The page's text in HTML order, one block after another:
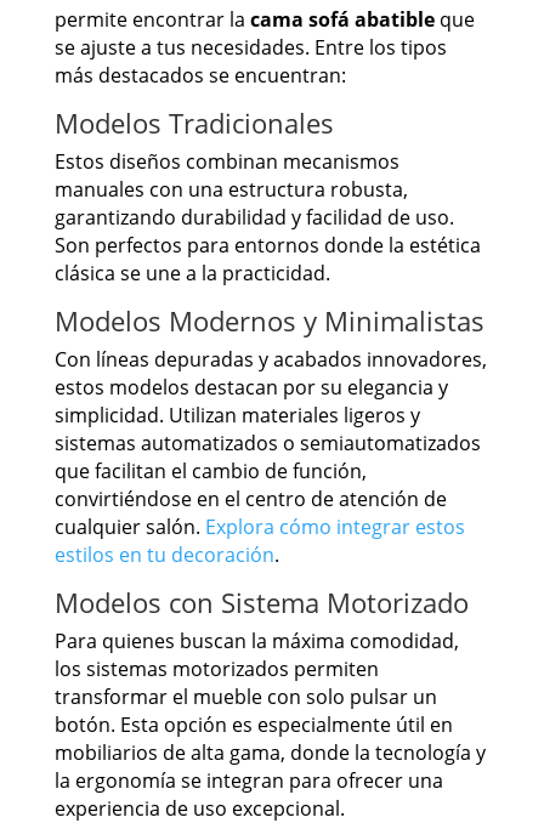
permite encontrar la cama sofá abatibleque
se ajuste a tus necesidades. Entre los tipos
más destacados se encuentran:
Modelos Tradicionales
Estos diseños combinan mecanismos
manuales con una estructura robusta,
garantizando durabilidad y facilidad de uso.
Son perfectos para entornos donde la estética
clásica se une a la practicidad.
Modelos Modernos y Minimalistas
Con líneas depuradas y acabados innovadores,
estos modelos destacan por su elegancia y
simplicidad. Utilizan materiales ligeros y
sistemas automatizados o semiautomatizados
que facilitan el cambio de función,
convirtiéndose en el centro de atención de
cualquier salón. Explora cómo integrar estos
estilos en tu decoración.
Modelos con Sistema Motorizado
Para quienes buscan la máxima comodidad,
los sistemas motorizados permiten
transformar el mueble con solo pulsar un
botón. Esta opción es especialmente útil en
mobiliarios de alta gama, donde la tecnología y
la ergonomía se integran para ofrecer una
experiencia de uso excepcional.